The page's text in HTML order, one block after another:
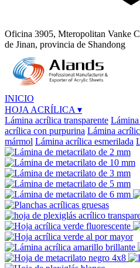
Oficina 3905, Mteropolitan Vanke
de Jinan, provincia de Shandong
INICIO
HOJA ACRÍLICA ▾
Lámina acrílica transparente
acrílica con purpurina Lámina
mármol Lámina acrílica esmerilada